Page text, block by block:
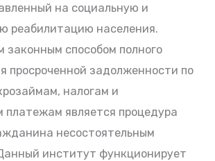
на социальную и
реабилитацию населения.
законным способом полного
просроченной задолженности по
налогам и
платежам является процедура
несостоятельным
институт функционирует